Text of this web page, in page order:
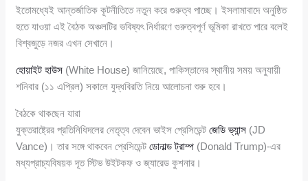
ইতোমধ্যেই আন্তর্জাতিক কূটনীতিতে নতুন করে গুরুত্ব পাচ্ছে। ইসলামাবাদে অনুষ্ঠিত
হতে যাওয়া এই বৈঠক অঞ্চলটির ভবিষ্যৎ নির্ধারণে গুরুত্বপূর্ণ ভূমিকা রাখতে পারে বলেই
বিশ্বজুড়ে নজর এখন সেখানে।
হোয়াইট হাউস (White House) জানিয়েছে, পাকিস্তানের স্থানীয় সময় অনুযায়ী
শনিবার (১১ এপ্রিল) সকালে যুদ্ধবিরতি নিয়ে আলোচনা শুরু হবে।
বৈঠকে থাকছেন যারা
যুক্তরাষ্ট্রের প্রতিনিধিদলের নেতৃত্ব দেবেন ভাইস প্রেসিডেন্টজেডি ভ্যান্স (JD
Vance)। তার সঙ্গে থাকবেন প্রেসিডেন্টডোনাল্ড ট্রাম্প (Donald Trump)-এর
মধ্যপ্রাচ্যবিষয়ক দূত স্টিভ উইটকফ ও জ্যারেড কুশনার।